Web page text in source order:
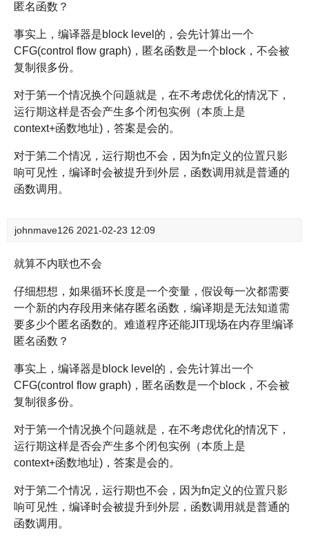
匿名函数？
事实上，编译器是block level的，会先计算出一个
CFG(control flow graph)，匿名函数是一个block，不会被
复制很多份。
对于第一个情况换个问题就是，在不考虑优化的情况下，
运行期这样是否会产生多个闭包实例（本质上是
context+函数地址)，答案是会的。
对于第二个情况，运行期也不会，因为fn定义的位置只影
响可见性，编译时会被提升到外层，函数调用就是普通的
函数调用。
johnmave126 2021-02-23 12:09
就算不内联也不会
仔细想想，如果循环长度是一个变量，假设每一次都需要
一个新的内存段用来储存匿名函数，编译期是无法知道需
要多少个匿名函数的。难道程序还能JIT现场在内存里编译
匿名函数？
事实上，编译器是block level的，会先计算出一个
CFG(control flow graph)，匿名函数是一个block，不会被
复制很多份。
对于第一个情况换个问题就是，在不考虑优化的情况下，
运行期这样是否会产生多个闭包实例（本质上是
context+函数地址)，答案是会的。
对于第二个情况，运行期也不会，因为fn定义的位置只影
响可见性，编译时会被提升到外层，函数调用就是普通的
函数调用。